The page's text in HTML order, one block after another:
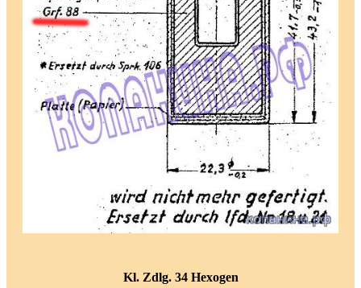
Kl. Zdlg. 34 Hexogen